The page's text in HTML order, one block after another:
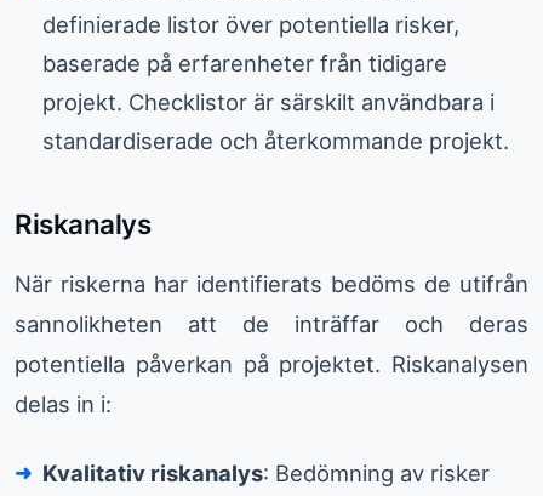
definierade listor över potentiella risker,
baserade på erfarenheter från tidigare
projekt. Checklistor är särskilt användbara i
standardiserade och återkommande projekt.
Riskanalys
När riskerna har identifierats bedöms de utifrån
sannolikheten att de inträffar och deras
potentiella påverkan på projektet. Riskanalysen
delas in i:
Kvalitativ riskanalys: Bedömning av risker